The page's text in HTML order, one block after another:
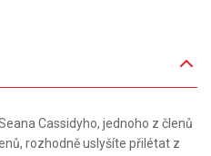
Cassidyho, jednoho z členů
rozhodně uslyšíte přilétat z